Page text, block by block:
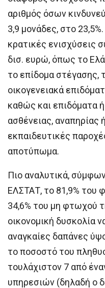
αριθμός όσων
3,9 μονάδες, στο
κρατικές ενισχύσεις
δισ. ευρώ, όπως το
το επίδομα στέγασης,
οικογενειακά
καθώς και επιδόματα
ασθένειας, αναπηρίας
εκπαιδευτικές
αποτύπωμα.
Πιο αναλυτικά,
ΕΛΣΤΑΤ, το 81,9% του
34,6% του μη φτωχού
οικονομική δυσκολία
αναγκαίες δαπάνες
το ποσοστό του
τουλάχιστον 7 από
υπηρεσιών (δηλαδή ο